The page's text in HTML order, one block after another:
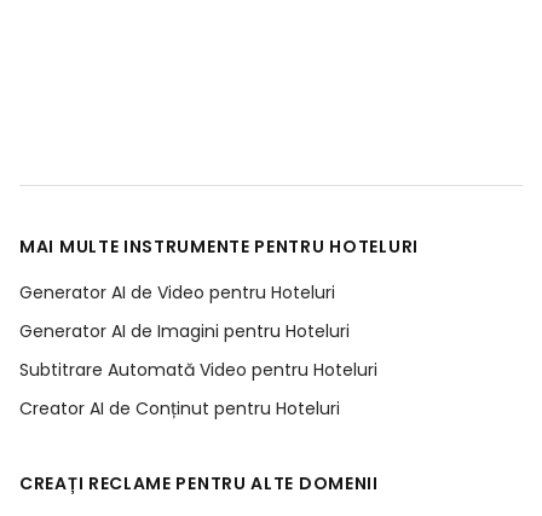
MAI MULTE INSTRUMENTE PENTRU HOTELURI
Generator AI de Video pentru Hoteluri
Generator AI de Imagini pentru Hoteluri
Subtitrare Automată Video pentru Hoteluri
Creator AI de Conținut pentru Hoteluri
CREAȚI RECLAME PENTRU ALTE DOMENII